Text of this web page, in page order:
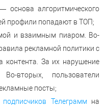
основа алгоритмического
профили попадают в ТОП;
и взаимным пиаром. Во-
рекламной политики с
контента. За их нарушение
вторых, пользователи
посты;
Телеграммна